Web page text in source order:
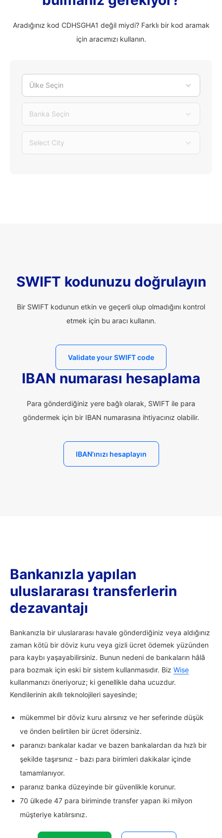
Aradığınız kod CDHSGHA1 değil miydi? Farklı bir kod aramak
için aracımızı kullanın.
Ülke Seçin
Banka Seçin
Select City
SWIFT kodunuzu doğrulayın
Bir SWIFT kodunun etkin ve geçerli olup olmadığını kontrol
etmek için bu aracı kullanın.
Validate your SWIFT code
IBAN numarası hesaplama
Para gönderdiğiniz yere bağlı olarak, SWIFT ile para
göndermek için bir IBAN numarasına ihtiyacınız olabilir.
IBAN'ınızı hesaplayın
Bankanızla yapılan
uluslararası transferlerin
dezavantajı
Bankanızla bir uluslararası havale gönderdiğiniz veya aldığınız
zaman kötü bir döviz kuru veya gizli ücret ödemek yüzünden
para kaybı yaşayabilirsiniz. Bunun nedeni de bankaların hâlâ
para bozmak için eski bir sistem kullanmasıdır. Biz Wise
kullanmanızı öneriyoruz; ki genellikle daha ucuzdur.
Kendilerinin akıllı teknolojileri sayesinde;
mükemmel bir döviz kuru alırsınız ve her seferinde düşük
ve önden belirtilen bir ücret ödersiniz.
paranızı bankalar kadar ve bazen bankalardan da hızlı bir
şekilde taşırsınız - bazı para birimleri dakikalar içinde
tamamlanıyor.
paranız banka düzeyinde bir güvenlikle korunur.
70 ülkede 47 para biriminde transfer yapan iki milyon
müşteriye katılırsınız.